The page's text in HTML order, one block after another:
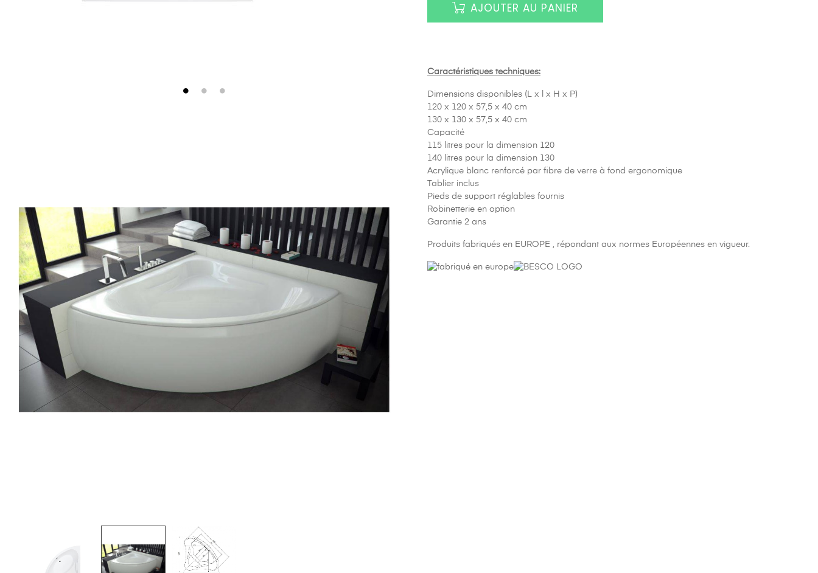
AJOUTER AU PANIER
Caractéristiques techniques:
Dimensions disponibles (L x l x H x P)
120 x 120 x 57,5 x 40 cm
130 x 130 x 57,5 x 40 cm
Capacité
115 litres pour la dimension 120
140 litres pour la dimension 130
Acrylique blanc renforcé par fibre de verre à fond ergonomique
Tablier inclus
Pieds de support réglables fournis
Robinetterie en option
Garantie 2 ans
Produits fabriqués en EUROPE , répondant aux normes Européennes en vigueur.